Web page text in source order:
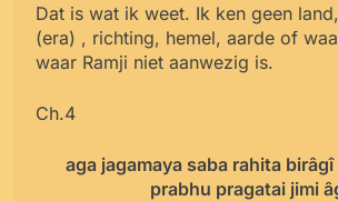
Dat is wat ik weet. Ik ken geen
(era) , richting, hemel, aarde of
waar Ramji niet aanwezig is.
Ch.4
aga jagamaya saba rahita
prabhu pragatai jimi